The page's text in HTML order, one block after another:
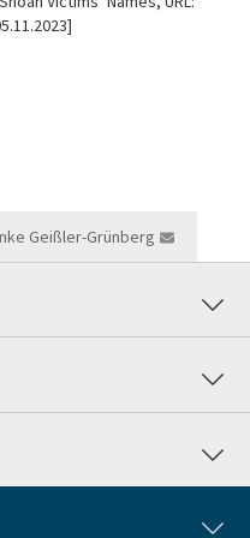
Geißler-Grünberg